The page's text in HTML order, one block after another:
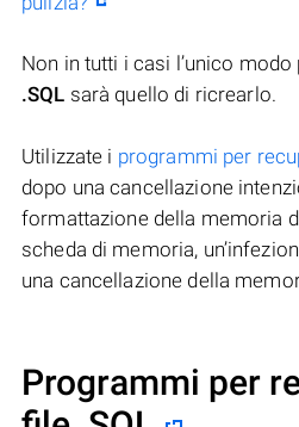
Non in tutti i casi l’unico
.SQL sarà quello di ricrearlo.
Utilizzate i programmi per
dopo una cancellazione
formattazione della memoria
scheda di memoria,
una cancellazione della
Programmi per